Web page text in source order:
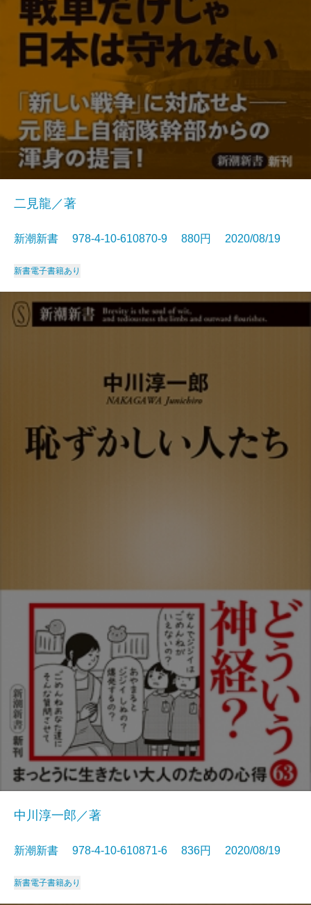
二見龍／著
新潮新書 978-4-10-610870-9 880円 2020/08/19
新書電子書籍あり
中川淳一郎／著
新潮新書 978-4-10-610871-6 836円 2020/08/19
新書電子書籍あり